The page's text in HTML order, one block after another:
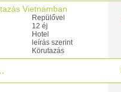
Vietnámban
Repülővel
12 éj
Hotel
leírás szerint
Körutazás